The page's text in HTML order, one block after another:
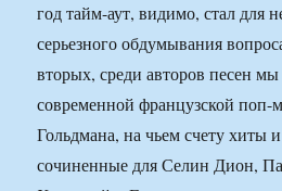
год тайм-аут, видимо, стал для
серьезного обдумывания
вторых, среди авторов песен
современной французской
Гольдмана, на чьем счету хиты
сочиненные для Селин Дион,